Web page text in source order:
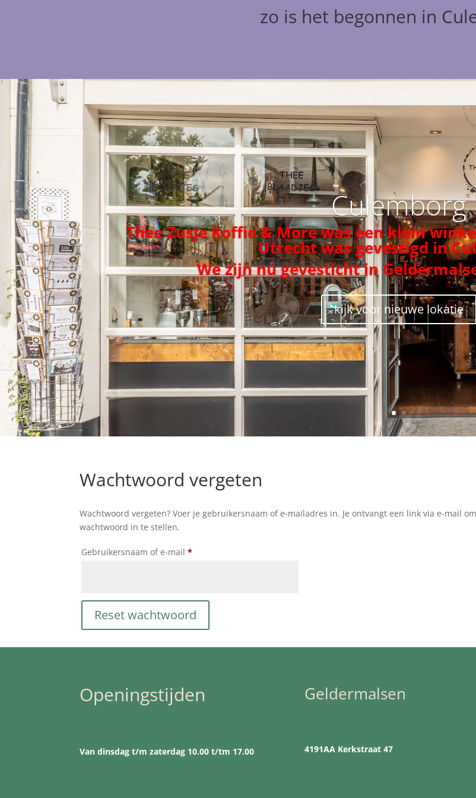
zo is het begonnen in
Culemborg
Thee Zusje Koffie & More was een klein
Utrecht was gevestigd in
We zijn nu gevesticht in
kijk voor nieuwe lokatie
Wachtwoord vergeten
Wachtwoord vergeten? Voer je gebruikersnaam of e-mailadres in. Je ontvangt een link via e-mail
wachtwoord in te stellen.
Gebruikersnaam of e-mail*Vereist
Reset wachtwoord
Openingstijden
Van dinsdag t/m zaterdag 10.00 t/tm 17.00
Geldermalsen
4191AA Kerkstraat 47